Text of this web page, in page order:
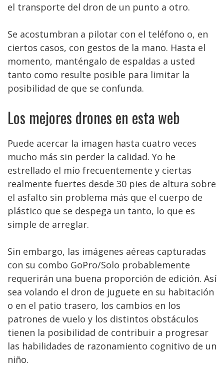
el transporte del dron de un punto a otro.
Se acostumbran a pilotar con el teléfono o, en
ciertos casos, con gestos de la mano. Hasta el
momento, manténgalo de espaldas a usted
tanto como resulte posible para limitar la
posibilidad de que se confunda.
Los mejores drones en esta web
Puede acercar la imagen hasta cuatro veces
mucho más sin perder la calidad. Yo he
estrellado el mío frecuentemente y ciertas
realmente fuertes desde 30 pies de altura sobre
el asfalto sin problema más que el cuerpo de
plástico que se despega un tanto, lo que es
simple de arreglar.
Sin embargo, las imágenes aéreas capturadas
con su combo GoPro/Solo probablemente
requerirán una buena proporción de edición. Así
sea volando el dron de juguete en su habitación
o en el patio trasero, los cambios en los
patrones de vuelo y los distintos obstáculos
tienen la posibilidad de contribuir a progresar
las habilidades de razonamiento cognitivo de un
niño.